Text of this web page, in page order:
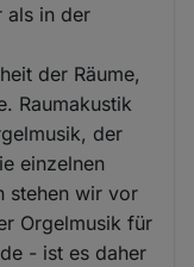
als in der
der Räume,
Raumakustik
der
einzelnen
stehen wir vor
Orgelmusik für
- ist es daher